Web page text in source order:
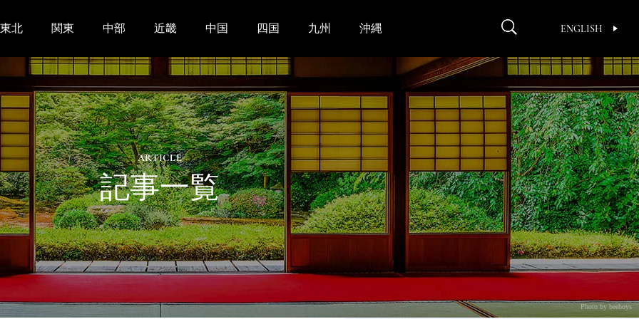
ENGLISH
東北 関東 中部 近畿 中国 四国 九州 沖縄
ARTICLE
記事一覧
Photo by beeboys